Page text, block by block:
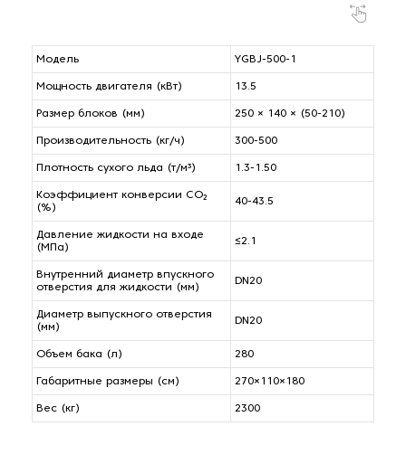
Модель YGBJ-500-1
Мощность двигателя (кВт) 13.5
Размер блоков (мм) 250 × 140 × (50-210)
Производительность (кг/ч) 300-500
Плотность сухого льда (т/м³) 1.3-1.50
Коэффициент конверсии CO₂
(%)
40-43.5
Давление жидкости на входе
(МПа)
≤2.1
Внутренний диаметр впускного
отверстия для жидкости (мм)
DN20
Диаметр выпускного отверстия
(мм)
DN20
Объем бака (л) 280
Габаритные размеры (см) 270×110×180
Вес (кг) 2300